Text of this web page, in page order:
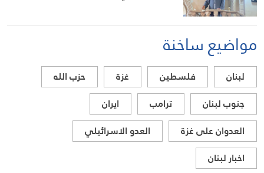
مواضيع ساخنة
لبنان فلسطين غزة
حزب الله
جنوب لبنان
ترامب
ايران
العدوان على غزة
العدو الاسرائيلي
اخبار لبنان